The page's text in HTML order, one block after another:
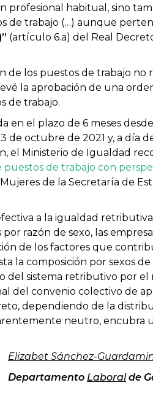
profesional habitual, sino
de trabajo (…) aunque
(artículo 6.a) del Real
de los puestos de trabajo no
la aprobación de una
de trabajo.
en el plazo de 6 meses
de octubre de 2021 y, a día
el Ministerio de Igualdad
puestos de trabajo con
de la Secretaría de
a la igualdad
razón de sexo, las
de los factores que
la composición por sexos de
del sistema retributivo por el
del convenio colectivo de
dependiendo de la
neutro, encubra
Elizabet Sánchez-
Departamento Laboralde